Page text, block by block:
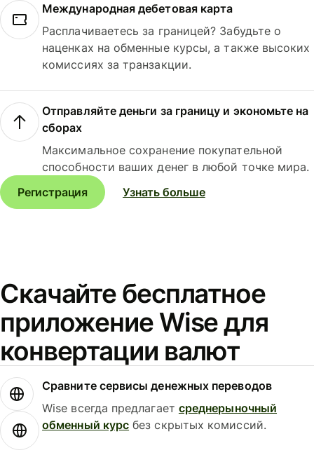
Международная дебетовая карта
Расплачиваетесь за границей? Забудьте о
наценках на обменные курсы, а также высоких
комиссиях за транзакции.
Отправляйте деньги за границу и экономьте на
сборах
Максимальное сохранение покупательной
способности ваших денег в любой точке мира.
Регистрация
Узнать больше
Скачайте бесплатное
приложение Wise для
конвертации валют
Сравните сервисы денежных переводов
Wise всегда предлагает среднерыночный
обменный курс без скрытых комиссий.